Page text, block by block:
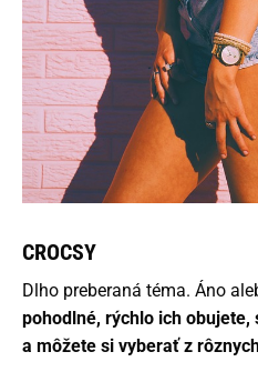
CROCSY
Dlho preberaná téma. Áno
pohodlné, rýchlo ich
a môžete si vyberať z